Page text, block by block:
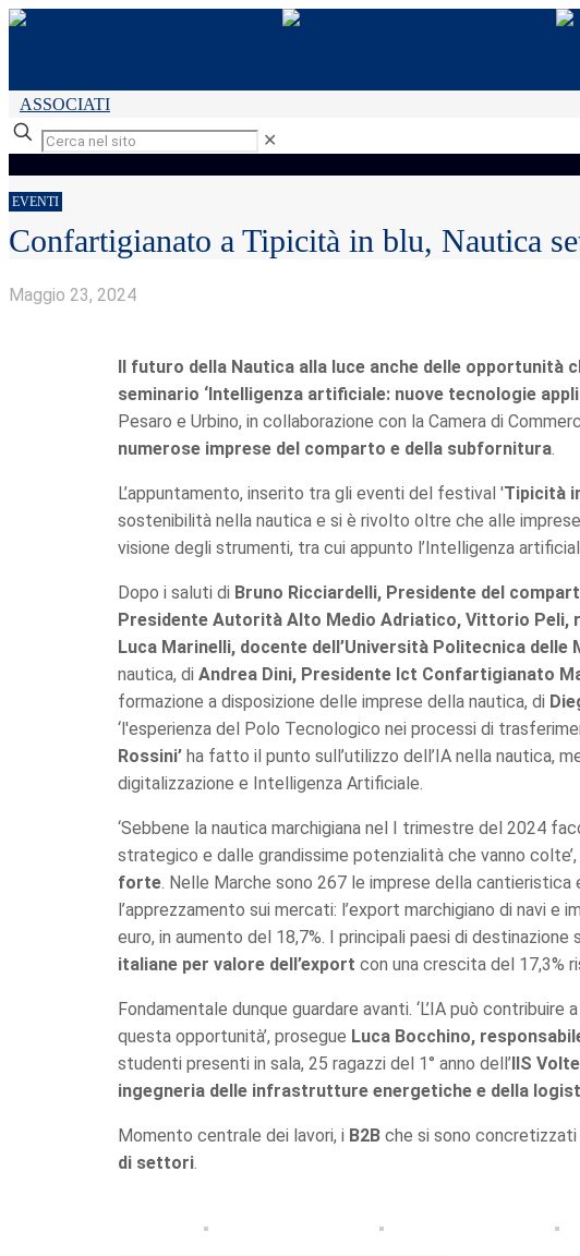
ASSOCIATI
✕
EVENTI
Confartigianato a Tipicità in blu, Nautica
Maggio 23, 2024
Il futuro della Nautica alla luce anche delle
seminario ‘Intelligenza artificiale: nuove tecnologie
Pesaro e Urbino, in collaborazione con la Camera di
numerose imprese del comparto e della subfornitura.
L’appuntamento, inserito tra gli eventi del festival 'Tipicità
sostenibilità nella nautica e si è rivolto oltre che alle
visione degli strumenti, tra cui appunto l’Intelligenza
Dopo i saluti di Bruno Ricciardelli, Presidente del
Presidente Autorità Alto Medio Adriatico, Vittorio Peli,
Luca Marinelli, docente dell’Università Politecnica delle
nautica, di Andrea Dini, Presidente Ict Confartigianato
formazione a disposizione delle imprese della nautica, di
‘l'esperienza del Polo Tecnologico nei processi di
Rossini’ ha fatto il punto sull’utilizzo dell’IA nella nautica,
digitalizzazione e Intelligenza Artificiale.
‘Sebbene la nautica marchigiana nel I trimestre del 2024
strategico e dalle grandissime potenzialità che vanno colte’,
forte. Nelle Marche sono 267 le imprese della
l’apprezzamento sui mercati: l’export marchigiano di navi
euro, in aumento del 18,7%. I principali paesi di
italiane per valore dell’export con una crescita del 17,3%
Fondamentale dunque guardare avanti. ‘L’IA può
questa opportunità’, prosegue Luca Bocchino,
studenti presenti in sala, 25 ragazzi del 1° anno dell’ IIS
ingegneria delle infrastrutture energetiche e della
Momento centrale dei lavori, i B2B che si sono
di settori.